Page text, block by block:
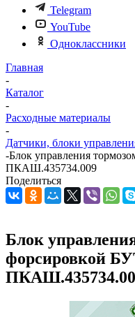
Telegram
YouTube
Одноклассники
Главная
-
Каталог
-
Расходные материалы
-
Датчики, блоки
-Блок управления
ПКАШ.435734.009
Поделиться
Блок
форсировкой